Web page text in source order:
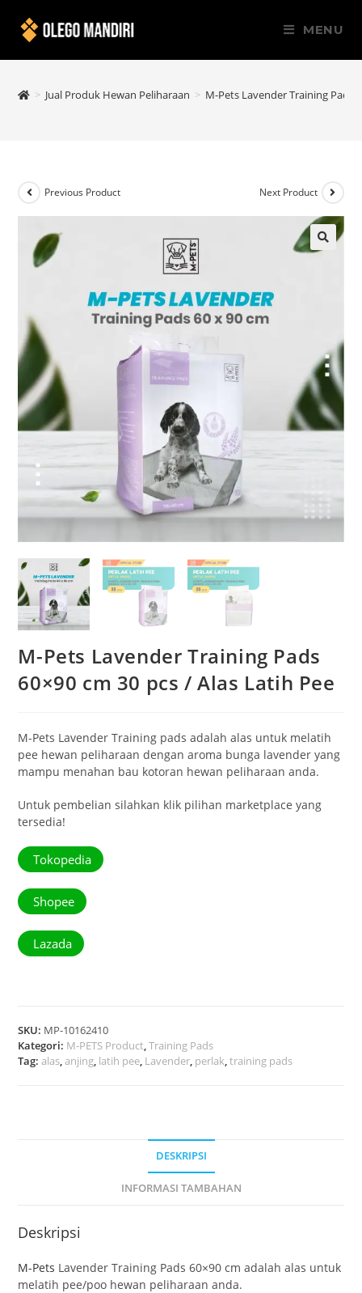
MENU
> Jual Produk Hewan Peliharaan > M-Pets Lavender Training Pads
Previous Product Next Product
M-Pets Lavender Training Pads
60×90 cm 30 pcs / Alas Latih Pee
M-Pets Lavender Training pads adalah alas untuk melatih
pee hewan peliharaan dengan aroma bunga lavender yang
mampu menahan bau kotoran hewan peliharaan anda.
Untuk pembelian silahkan klik pilihan marketplace yang
tersedia!
Tokopedia
Shopee
Lazada
SKU: MP-10162410
Kategori: M-PETS Product,Training Pads
Tag:alas,anjing, latih pee, Lavender, perlak,training pads
DESKRIPSI
INFORMASI TAMBAHAN
Deskripsi
M-Pets Lavender Training Pads 60×90 cm adalah alas untuk
melatih pee/poo hewan peliharaan anda.